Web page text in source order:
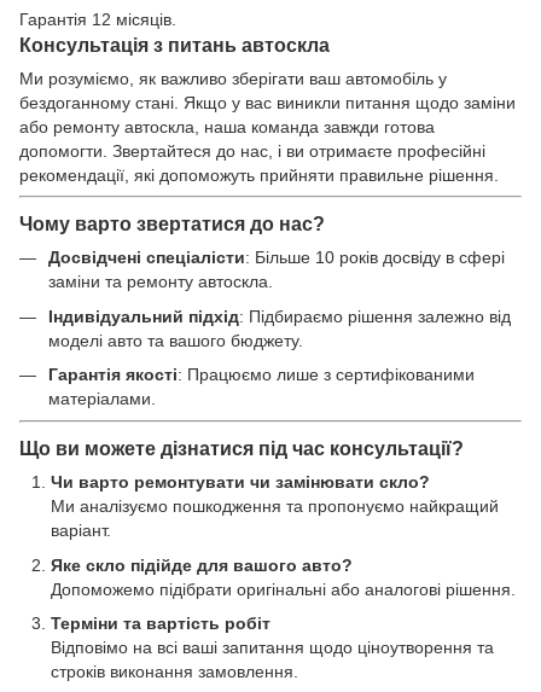
Гарантія 12 місяців.
Консультація з питань автоскла
Ми розуміємо, як важливо зберігати ваш автомобіль у
бездоганному стані. Якщо у вас виникли питання щодо заміни
або ремонту автоскла, наша команда завжди готова
допомогти. Звертайтеся до нас, і ви отримаєте професійні
рекомендації, які допоможуть прийняти правильне рішення.
Чому варто звертатися до нас?
Досвідчені спеціалісти: Більше 10 років досвіду в сфері
заміни та ремонту автоскла.
Індивідуальний підхід: Підбираємо рішення залежно від
моделі авто та вашого бюджету.
Гарантія якості: Працюємо лише з сертифікованими
матеріалами.
Що ви можете дізнатися під час консультації?
Чи варто ремонтувати чи замінювати скло?
Ми аналізуємо пошкодження та пропонуємо найкращий
варіант.
Яке скло підійде для вашого авто?
Допоможемо підібрати оригінальні або аналогові рішення.
Терміни та вартість робіт
Відповімо на всі ваші запитання щодо ціноутворення та
строків виконання замовлення.